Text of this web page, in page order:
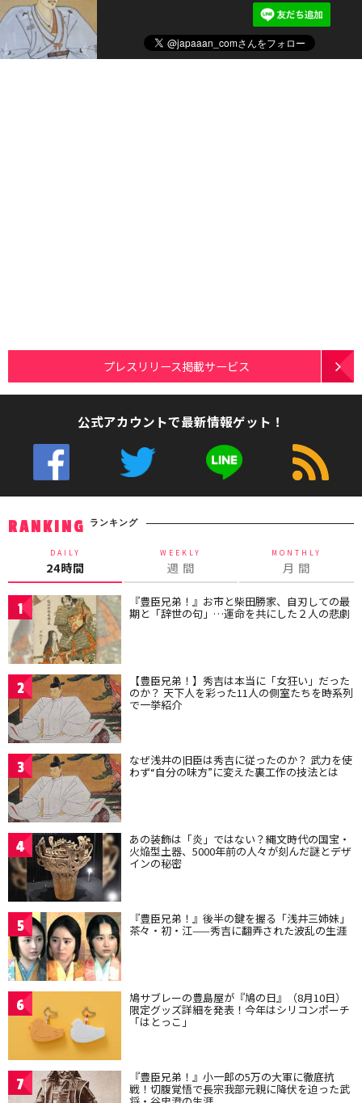
プレスリリース掲載サービス
公式アカウントで最新情報ゲット！
RANKING ランキング
DAILY
24時間
WEEKLY
週 間
MONTHLY
月 間
1 『豊臣兄弟！』お市と柴田勝家、自刃しての最
期と「辞世の句」…運命を共にした２人の悲劇
2 【豊臣兄弟！】秀吉は本当に「女狂い」だった
のか？ 天下人を彩った11人の側室たちを時系列
で一挙紹介
3 なぜ浅井の旧臣は秀吉に従ったのか？ 武力を使
わず“自分の味方”に変えた裏工作の技法とは
4 あの装飾は「炎」ではない？縄文時代の国宝・
火焔型土器、5000年前の人々が刻んだ謎とデザ
インの秘密
5 『豊臣兄弟！』後半の鍵を握る「浅井三姉妹」
茶々・初・江——秀吉に翻弄された波乱の生涯
6 鳩サブレーの豊島屋が『鳩の日』（8月10日）
限定グッズ詳細を発表！今年はシリコンポーチ
「はとっこ」
7 『豊臣兄弟！』小一郎の5万の大軍に徹底抗
戦！切腹覚悟で長宗我部元親に降伏を迫った武